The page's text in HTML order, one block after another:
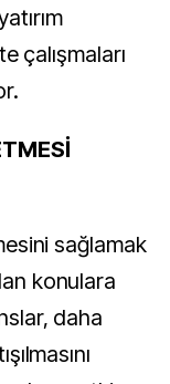
çalışmaları
sağlamak
konulara
daha